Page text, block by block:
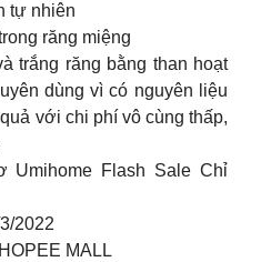
tự nhiên
răng miệng
trắng răng bằng than hoạt
dùng vì có nguyên liệu
với chi phí vô cùng thấp,
Umihome Flash Sale Chỉ
2022
MALL